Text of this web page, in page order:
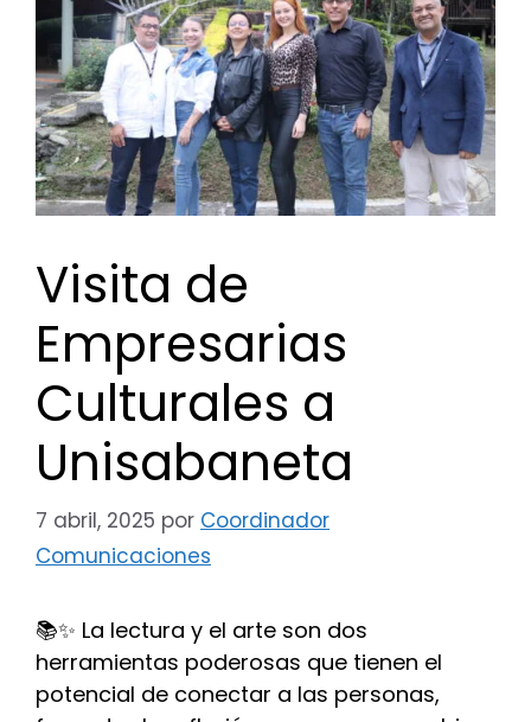
Visita de
Empresarias
Culturales a
Unisabaneta
7 abril, 2025 por Coordinador
Comunicaciones
📚✨ La lectura y el arte son dos
herramientas poderosas que tienen el
potencial de conectar a las personas,